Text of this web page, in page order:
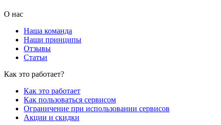
О нас
Наша команда
Наши принципы
Отзывы
Статьи
Как это работает?
Как это работает
Как пользоваться сервисом
Ограничение при использовании сервисов
Акции и скидки